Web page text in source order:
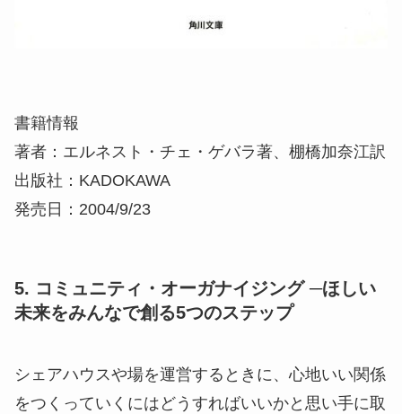
書籍情報
著者：エルネスト・チェ・ゲバラ著、棚橋加奈江訳
出版社：KADOKAWA
発売日：2004/9/23
5. コミュニティ・オーガナイジング ─ほしい
未来をみんなで創る5つのステップ
シェアハウスや場を運営するときに、心地いい関係
をつくっていくにはどうすればいいかと思い手に取